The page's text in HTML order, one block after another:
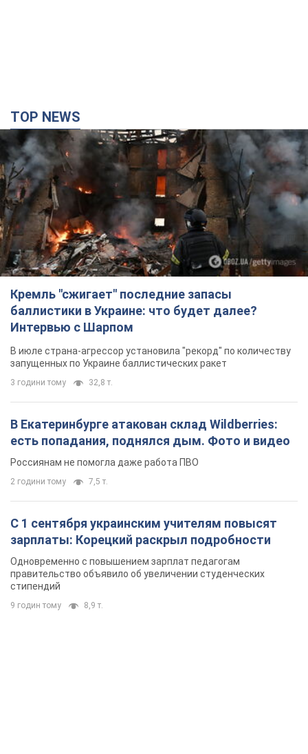
TOP NEWS
Кремль "сжигает" последние запасы
баллистики в Украине: что будет далее?
Интервью с Шарпом
В июле страна-агрессор установила "рекорд" по количеству
запущенных по Украине баллистических ракет
3 години тому 32,8 т.
В Екатеринбурге атакован склад Wildberries:
есть попадания, поднялся дым. Фото и видео
Россиянам не помогла даже работа ПВО
2 години тому 7,5 т.
С 1 сентября украинским учителям повысят
зарплаты: Корецкий раскрыл подробности
Одновременно с повышением зарплат педагогам
правительство объявило об увеличении студенческих
стипендий
9 годин тому 8,9 т.